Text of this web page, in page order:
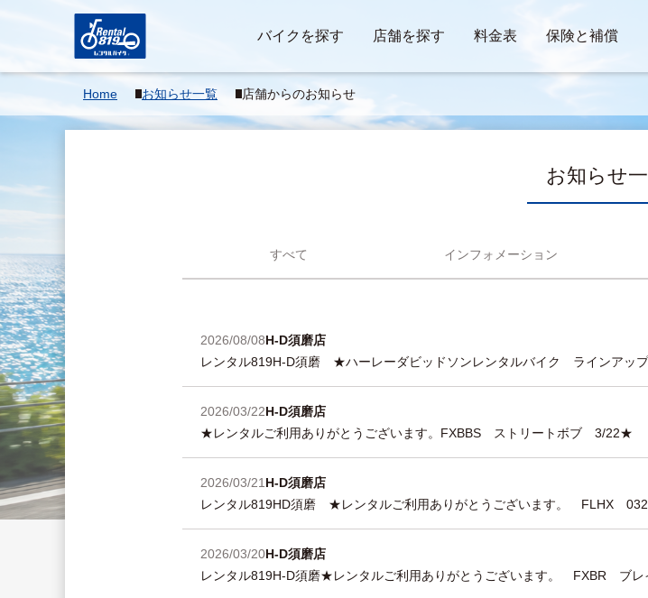
バイクを探す 店舗を探す 料金表 保険と補償
Home お知らせ一覧 店舗からのお知らせ
お知らせ
すべて インフォメーション
2026/08/08H-D須磨店
レンタル819H-D須磨 ★ハーレーダビッドソンレンタルバイク ラインアッ
2026/03/22H-D須磨店
★レンタルご利用ありがとうございます。FXBBS ストリートボブ 3/22★
2026/03/21 H-D須磨店
レンタル819HD須磨 ★レンタルご利用ありがとうございます。 FLHX
2026/03/20H-D須磨店
レンタル819H-D須磨★レンタルご利用ありがとうございます。 FXBR ブ